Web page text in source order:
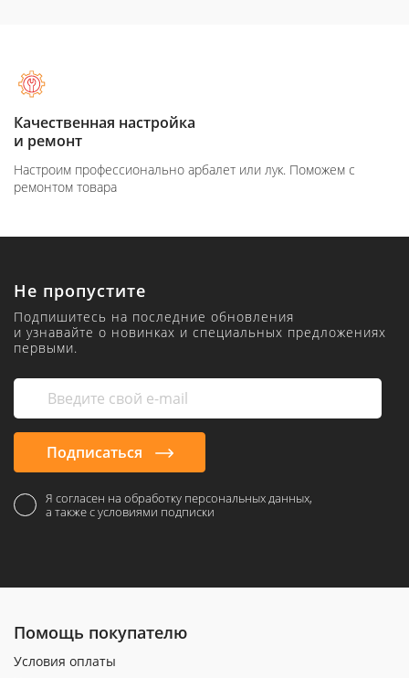
Качественная настройка
и ремонт
Настроим профессионально арбалет или лук. Поможем с
ремонтом товара
Не пропустите
Подпишитесь на последние обновления
и узнавайте о новинках и специальных предложениях
первыми.
Подписаться
Я согласен на обработку персональных данных,
а также с условиями подписки
Помощь покупателю
Условия оплаты